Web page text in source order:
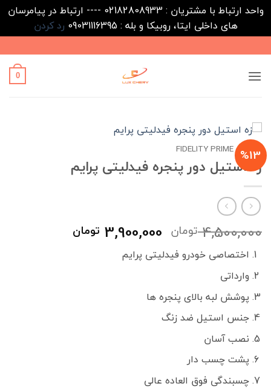
واحد ارتباط با مشتریان : 02182808933 ---- ارتباط در پیامرسان
های داخلی ایتا، روبیکا و بله : 09031116395
رد کردن
to
content
0
%13
خانه /
FIDELITY PRIME
زه استیل دور پنجره فیدلیتی پرایم
4,500,000 تومان قیمت
اصلی
3,900,000 تومان
اختصاصی خودرو فیدلیتی پرایم
وارداتی
پوشش لبه بالای پنجره ها
جنس استیل ضد زنگ
نصب آسان
پشت چسب دار
چسبندگی فوق العاده عالی